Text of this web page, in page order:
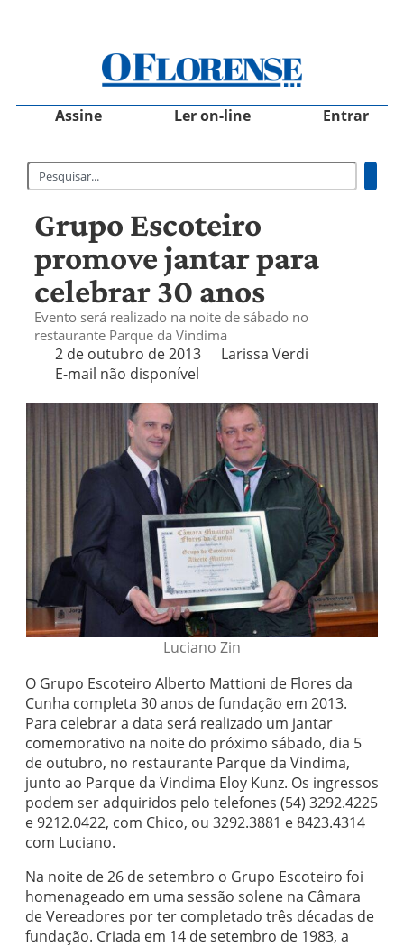
Assine Ler on-line Entrar
Grupo Escoteiro
promove jantar para
celebrar 30 anos
Evento será realizado na noite de sábado no
restaurante Parque da Vindima
2 de outubro de 2013
Larissa Verdi
E-mail não disponível
Luciano Zin
O Grupo Escoteiro Alberto Mattioni de Flores da
Cunha completa 30 anos de fundação em 2013.
Para celebrar a data será realizado um jantar
comemorativo na noite do próximo sábado, dia 5
de outubro, no restaurante Parque da Vindima,
junto ao Parque da Vindima Eloy Kunz. Os ingressos
podem ser adquiridos pelo telefones (54) 3292.4225
e 9212.0422, com Chico, ou 3292.3881 e 8423.4314
com Luciano.
Na noite de 26 de setembro o Grupo Escoteiro foi
homenageado em uma sessão solene na Câmara
de Vereadores por ter completado três décadas de
fundação. Criada em 14 de setembro de 1983, a